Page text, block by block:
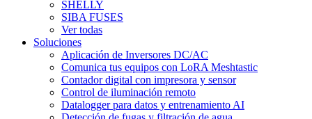
SHELLY
SIBA FUSES
Ver todas
Soluciones
Aplicación de Inversores DC/AC
Comunica tus equipos con LoRA Meshtastic
Contador digital con impresora y sensor
Control de iluminación remoto
Datalogger para datos y entrenamiento AI